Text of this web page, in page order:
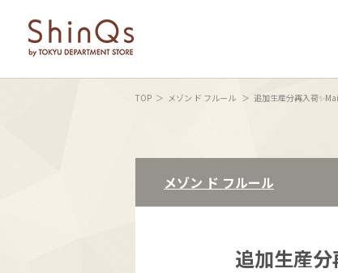
TOP メゾン ド フルール 追加生産分再入荷
メゾン ド フルール
追加生産